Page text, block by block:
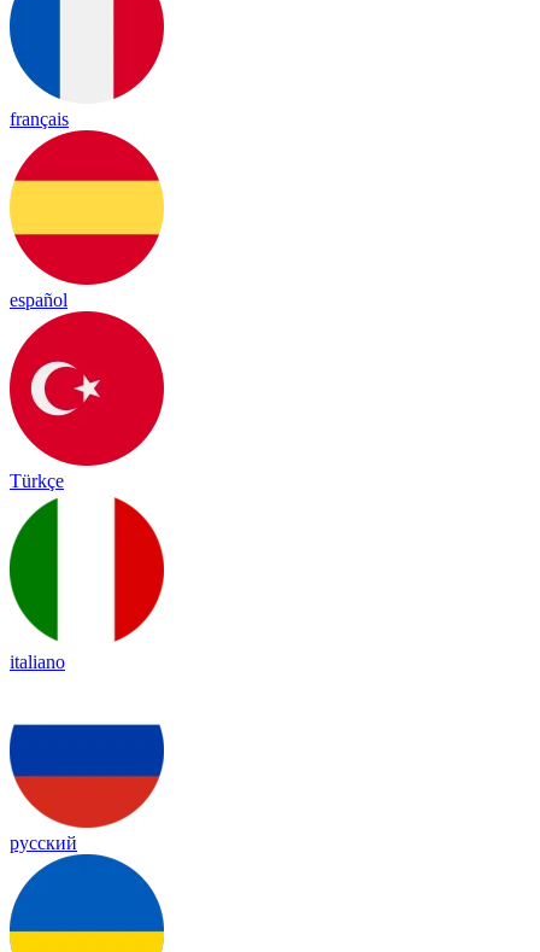
français
español
Türkçe
italiano
русский